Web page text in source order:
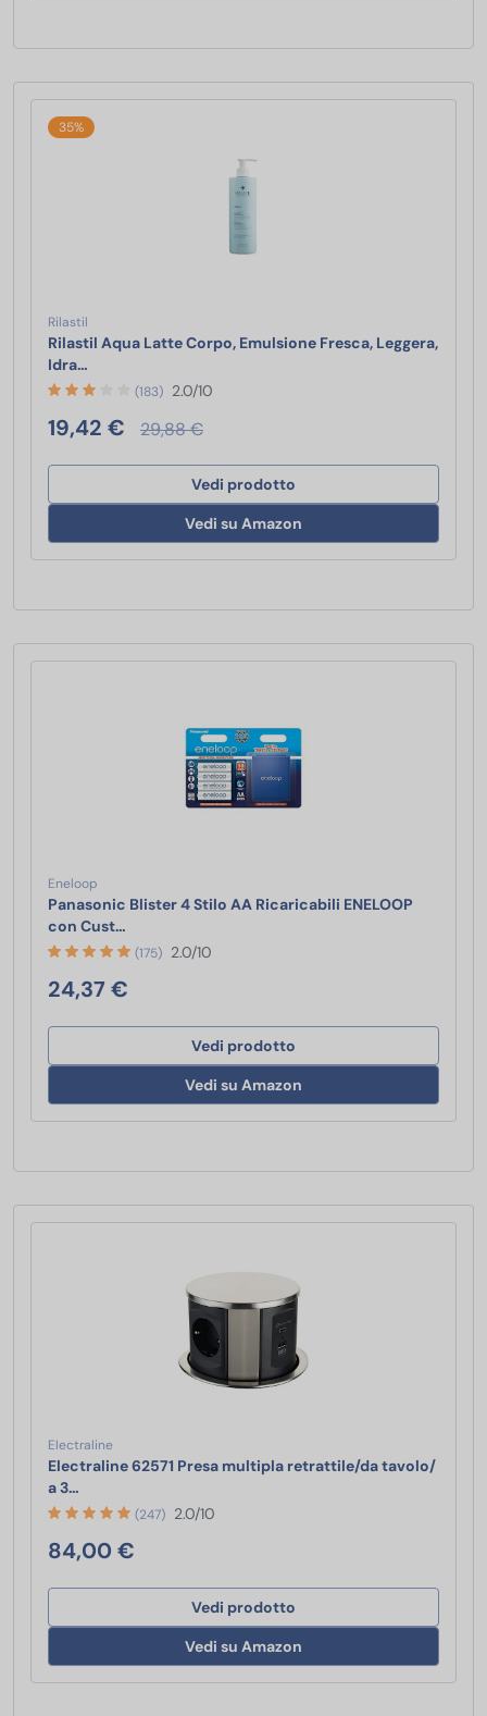
35%
Rilastil
Rilastil Aqua Latte Corpo, Emulsione Fresca, Leggera,
Idra…
(183) 2.0/10
19,42 € 29,88 €
Vedi prodotto
Vedi su Amazon
Eneloop
Panasonic Blister 4 Stilo AA Ricaricabili ENELOOP
con Cust…
(175) 2.0/10
24,37 €
Vedi prodotto
Vedi su Amazon
Electraline
Electraline 62571 Presa multipla retrattile/da tavolo/
a 3…
(247) 2.0/10
84,00 €
Vedi prodotto
Vedi su Amazon